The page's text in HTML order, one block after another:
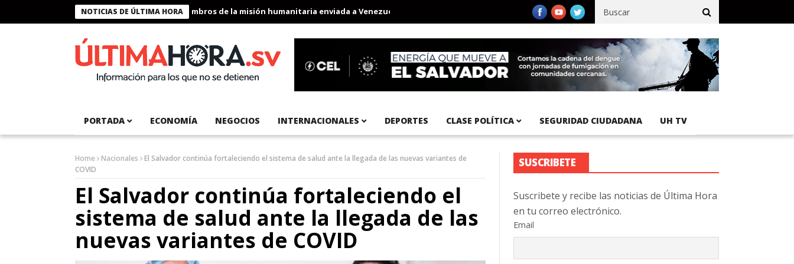
NOTICIAS DE ÚLTIMA HORA
Presidente Bukele condecora a miembros de la misión humanitaria enviada a Venezuela Aeropuerto Internacional del Pacífico registra 92 % de avance en obras de terracería
PORTADA ECONOMÍA NEGOCIOS INTERNACIONALES DEPORTES CLASE POLÍTICA SEGURIDAD CIUDADANA UH TV
Home Nacionales
El Salvador continúa fortaleciendo el sistema de salud ante la llegada de las nuevas variantes de
COVID
El Salvador continúa fortaleciendo el
sistema de salud ante la llegada de las
nuevas variantes de COVID
SUSCRIBETE
Suscribete y recibe las noticias de Última Hora
en tu correo electrónico.
Email